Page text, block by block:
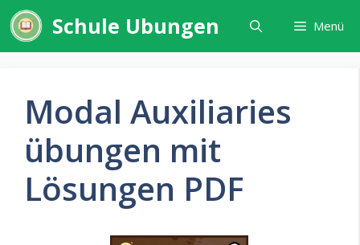
Zum
Inhalt
springen
Schule Ubungen Menü
Modal Auxiliaries
übungen mit
Lösungen PDF